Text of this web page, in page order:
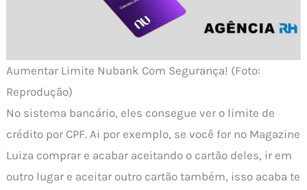
Aumentar Limite Nubank Com Segurança! (Foto:
Reprodução)
No sistema bancário, eles consegue ver o limite de
crédito por CPF. Ai por exemplo, se você for no Magazine
Luiza comprar e acabar aceitando o cartão deles, ir em
outro lugar e aceitar outro cartão também, isso acaba te